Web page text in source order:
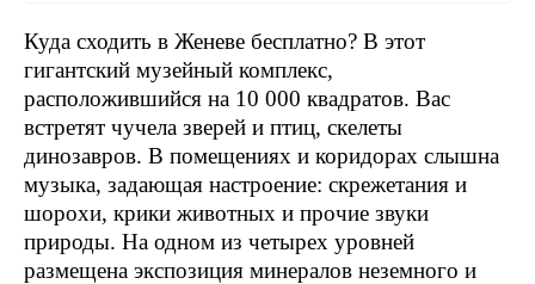
Куда сходить в Женеве бесплатно? В этот
гигантский музейный комплекс,
расположившийся на 10 000 квадратов. Вас
встретят чучела зверей и птиц, скелеты
динозавров. В помещениях и коридорах слышна
музыка, задающая настроение: скрежетания и
шорохи, крики животных и прочие звуки
природы. На одном из четырех уровней
размещена экспозиция минералов неземного и